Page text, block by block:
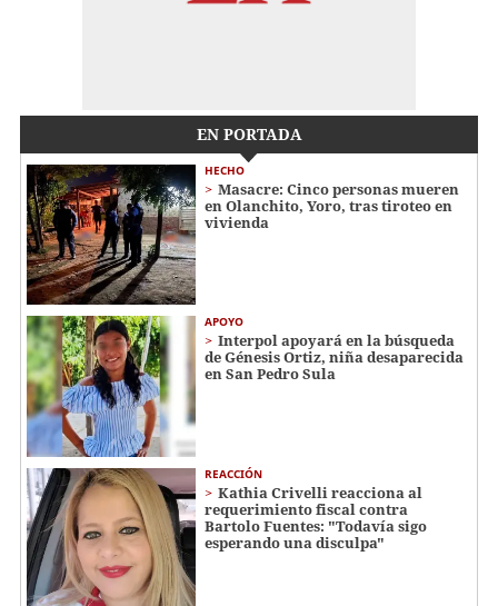
EN PORTADA
HECHO
Masacre: Cinco personas mueren
en Olanchito, Yoro, tras tiroteo en
vivienda
APOYO
Interpol apoyará en la búsqueda
de Génesis Ortiz, niña desaparecida
en San Pedro Sula
REACCIÓN
Kathia Crivelli reacciona al
requerimiento fiscal contra
Bartolo Fuentes: "Todavía sigo
esperando una disculpa"